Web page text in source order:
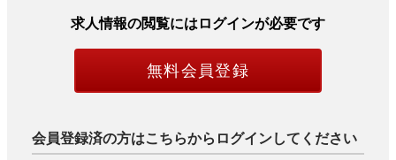
求人情報の閲覧にはログインが必要です
無料会員登録
会員登録済の方はこちらからログインしてください